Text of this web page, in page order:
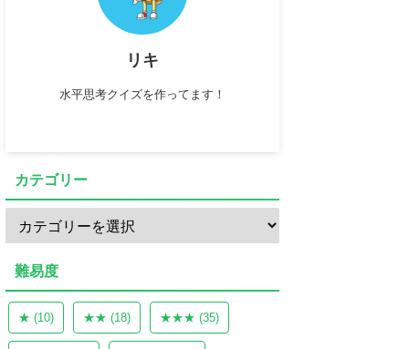
リキ
水平思考クイズを作ってます！
カテゴリー
難易度
★ (10) ★★ (18) ★★★ (35)